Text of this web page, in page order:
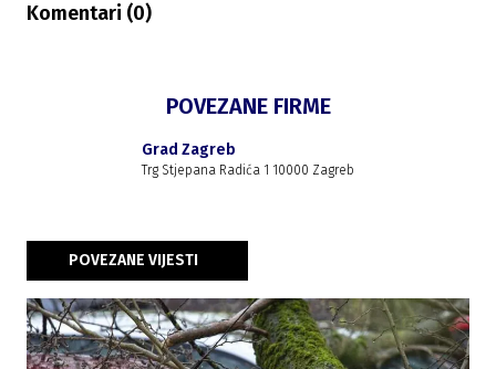
Komentari (0)
POVEZANE FIRME
Grad Zagreb
Trg Stjepana Radića 1 10000 Zagreb
POVEZANE VIJESTI